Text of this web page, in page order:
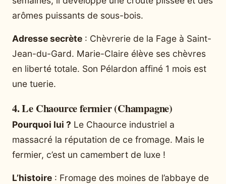
arômes puissants de sous-bois.
Adresse secrète : Chèvrerie de la Fage à Saint-
Jean-du-Gard. Marie-Claire élève ses chèvres
en liberté totale. Son Pélardon affiné 1 mois est
une tuerie.
4. Le Chaource fermier (Champagne)
Pourquoi lui ? Le Chaource industriel a
massacré la réputation de ce fromage. Mais le
fermier, c’est un camembert de luxe !
L’histoire : Fromage des moines de l’abbaye de